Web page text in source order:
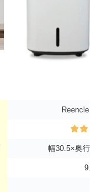
Reencle (
幅30.5×奥行